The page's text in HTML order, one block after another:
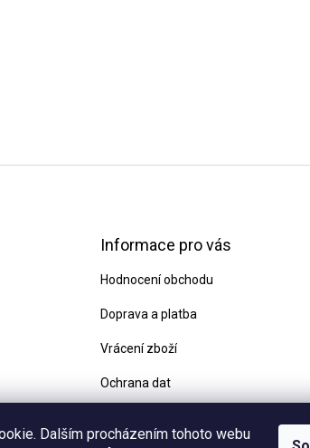
Dalším procházením tohoto webu
Informace pro vás
Hodnocení obchodu
Doprava a platba
Vrácení zboží
Ochrana dat